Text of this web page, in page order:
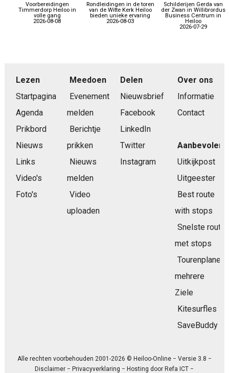
Voorbereidingen
Timmerdorp Heiloo in
volle gang
2026-08-08
Rondleidingen in de toren
van de Witte Kerk Heiloo
bieden unieke ervaring
2026-08-03
Schilderijen Gerda van
der Zwan in Willibrordus
Business Centrum in
Heiloo
2026-07-29
Lezen
Startpagina
Agenda
Prikbord
Nieuws
Links
Video's
Foto's
Meedoen
Evenement
melden
Berichtje
prikken
Nieuws
melden
Video
uploaden
Delen
Nieuwsbrief
Facebook
LinkedIn
Twitter
Instagram
Over ons
Informatie
Contact
Aanbevolen
Uitkijkpost
Uitgeester
Best route
with stops
Snelste route
met stops
Tourenplaner
mehrere
Ziele
Kitesurfles
SaveBuddy
Alle rechten voorbehouden 2001-2026 © Heiloo-Online − Versie 3.8 −
Disclaimer −Privacyverklaring − Hosting doorRefa ICT −